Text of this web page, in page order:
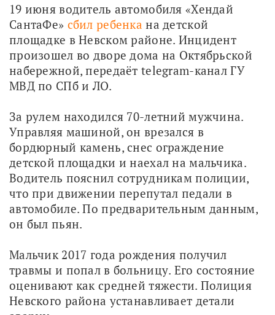
19 июня водитель автомобиля «Хендай
СантаФе» сбил ребенка на детской
площадке в Невском районе. Инцидент
произошел во дворе дома на Октябрьской
набережной, передаёт telegram-канал ГУ
МВД по СПб и ЛО.
За рулем находился 70-летний мужчина.
Управляя машиной, он врезался в
бордюрный камень, снес ограждение
детской площадки и наехал на мальчика.
Водитель пояснил сотрудникам полиции,
что при движении перепутал педали в
автомобиле. По предварительным данным,
он был пьян.
Мальчик 2017 года рождения получил
травмы и попал в больницу. Его состояние
оценивают как средней тяжести. Полиция
Невского района устанавливает детали